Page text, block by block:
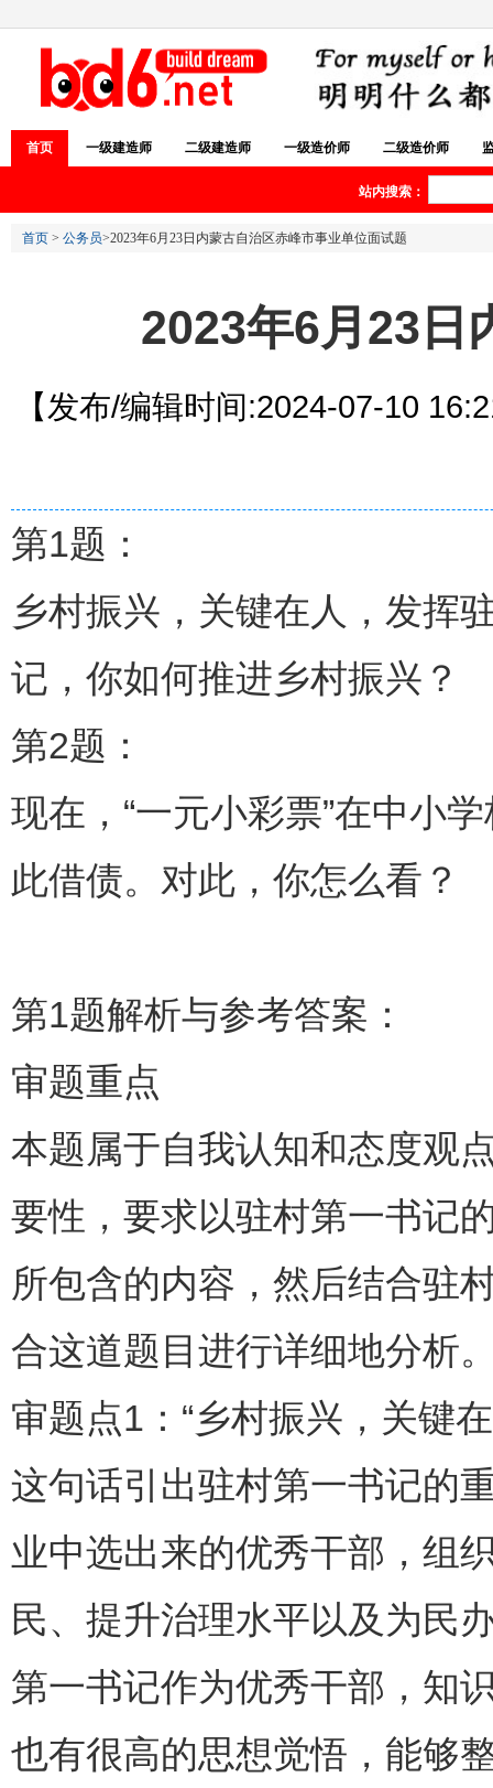
首页 一级建造师 二级建造师 一级造价师 二级造价师
站内搜索：
首页 > 公务员>2023年6月23日内蒙古自治区赤峰市事业单位面试题
2023年6月23日
【发布/编辑时间:2024-07-10
第1题：
乡村振兴，关键在人，发挥
记，你如何推进乡村振兴？
第2题：
现在，“一元小彩票”在中小
此借债。对此，你怎么看？
第1题解析与参考答案：
审题重点
本题属于自我认知和态度观
要性，要求以驻村第一书记
所包含的内容，然后结合驻
合这道题目进行详细地分析
审题点1：“乡村振兴，关键
这句话引出驻村第一书记的
业中选出来的优秀干部，组
民、提升治理水平以及为民
第一书记作为优秀干部，知
也有很高的思想觉悟，能够